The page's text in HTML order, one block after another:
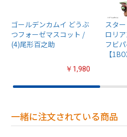
ゴールデンカムイ どうぶ
つフォーゼマスコット /
(4)尾形百之助
￥1,980
スタ
ロリ
フビ
【
一緒に注文されている商品